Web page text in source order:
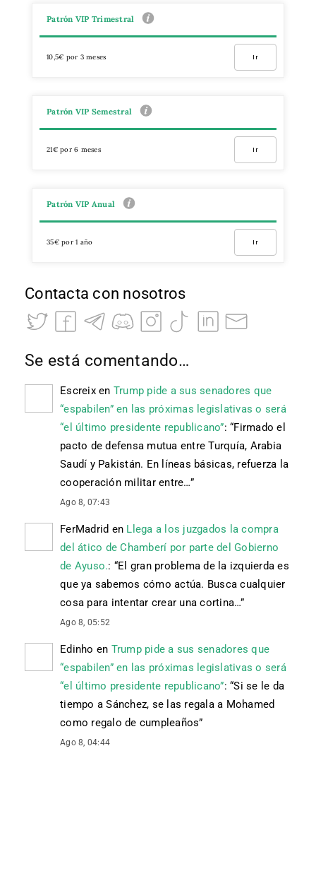
Patrón VIP Trimestral
10,5€ por 3 meses Ir
Patrón VIP Semestral
21€ por 6 meses Ir
Patrón VIP Anual
35€ por 1 año Ir
Contacta con nosotros
Se está comentando…
Escreixen Trump pide a sus senadores que
“espabilen” en las próximas legislativas o será
“el último presidente republicano”: “Firmado el
pacto de defensa mutua entre Turquía, Arabia
Saudí y Pakistán. En líneas básicas, refuerza la
cooperación militar entre…”
Ago 8, 07:43
FerMadrid en Llega a los juzgados la compra
del ático de Chamberí por parte del Gobierno
de Ayuso.: “El gran problema de la izquierda es
que ya sabemos cómo actúa. Busca cualquier
cosa para intentar crear una cortina…”
Ago 8, 05:52
Edinho en Trump pide a sus senadores que
“espabilen” en las próximas legislativas o será
“el último presidente republicano”: “Si se le da
tiempo a Sánchez, se las regala a Mohamed
como regalo de cumpleaños”
Ago 8, 04:44